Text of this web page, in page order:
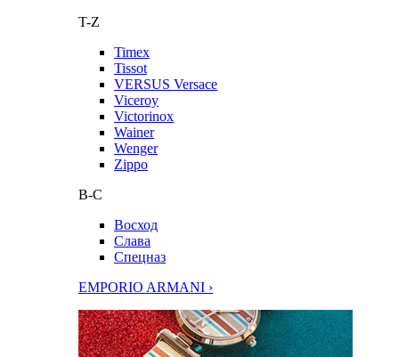
T-Z
Timex
Tissot
VERSUS Versace
Viceroy
Victorinox
Wainer
Wenger
Zippo
В-С
Восход
Слава
Спецназ
EMPORIO ARMANI ›